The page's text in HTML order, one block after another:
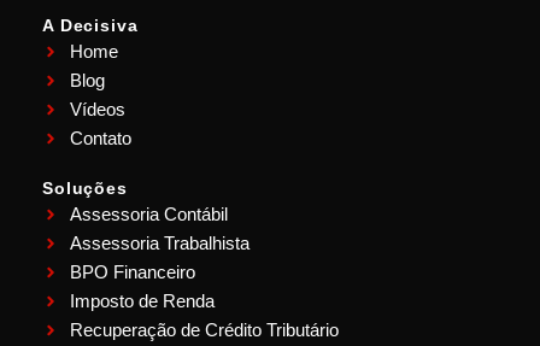
A Decisiva
Home
Blog
Vídeos
Contato
Soluções
Assessoria Contábil
Assessoria Trabalhista
BPO Financeiro
Imposto de Renda
Recuperação de Crédito Tributário